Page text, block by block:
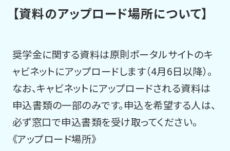
【資料のアップロード場所について】
奨学金に関する資料は原則ポータルサイトのキ
ャビネットにアップロードします（4月6日以降）。
なお、キャビネットにアップロードされる資料は
申込書類の一部のみです。申込を希望する人は、
必ず窓口で申込書類を受け取ってください。
《アップロード場所》